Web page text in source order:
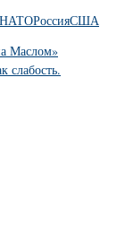
НАТОРоссияСША
Маслом»
слабость.